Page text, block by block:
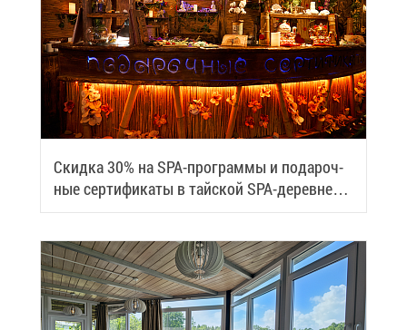
Скид­ка 30% на SPA-про­грам­мы и по­да­роч­
ные сер­ти­фи­ка­ты в тай­ской SPA-де­ревне
Samui